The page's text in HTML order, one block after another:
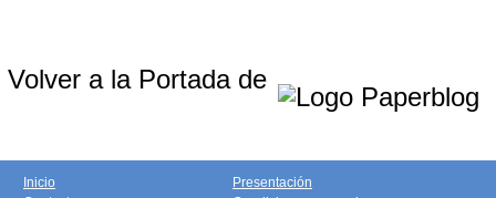
Volver a la Portada de
Inicio
Presentación